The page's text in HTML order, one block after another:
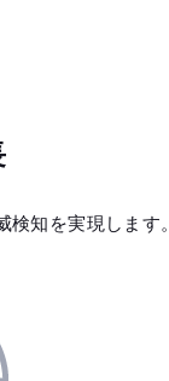
知を実現しま